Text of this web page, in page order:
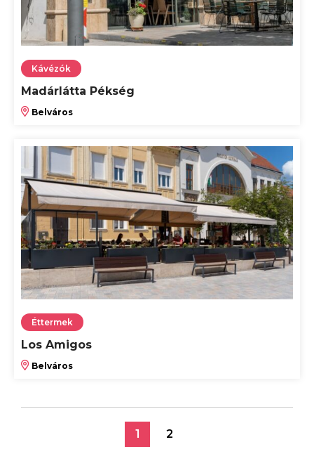
Kávézók
Madárlátta Pékség
Belváros
Éttermek
Los Amigos
Belváros
1 2